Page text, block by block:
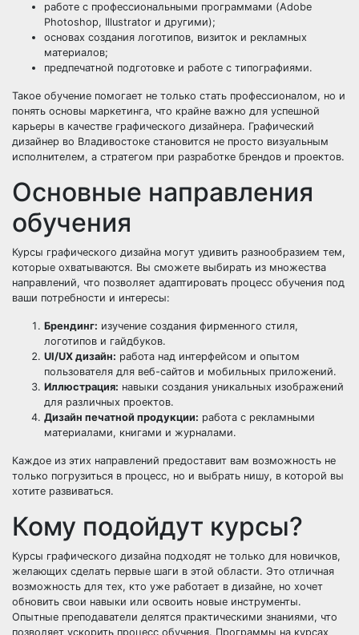
работе с профессиональными программами (Adobe
Photoshop, Illustrator и другими);
основах создания логотипов, визиток и рекламных
материалов;
предпечатной подготовке и работе с типографиями.
Такое обучение помогает не только стать профессионалом, но и
понять основы маркетинга, что крайне важно для успешной
карьеры в качестве графического дизайнера. Графический
дизайнер во Владивостоке становится не просто визуальным
исполнителем, а стратегом при разработке брендов и проектов.
Основные направления
обучения
Курсы графического дизайна могут удивить разнообразием тем,
которые охватываются. Вы сможете выбирать из множества
направлений, что позволяет адаптировать процесс обучения под
ваши потребности и интересы:
Брендинг: изучение создания фирменного стиля,
логотипов и гайдбуков.
UI/UX дизайн: работа над интерфейсом и опытом
пользователя для веб-сайтов и мобильных приложений.
Иллюстрация: навыки создания уникальных изображений
для различных проектов.
Дизайн печатной продукции: работа с рекламными
материалами, книгами и журналами.
Каждое из этих направлений предоставит вам возможность не
только погрузиться в процесс, но и выбрать нишу, в которой вы
хотите развиваться.
Кому подойдут курсы?
Курсы графического дизайна подходят не только для новичков,
желающих сделать первые шаги в этой области. Это отличная
возможность для тех, кто уже работает в дизайне, но хочет
обновить свои навыки или освоить новые инструменты.
Опытные преподаватели делятся практическими знаниями, что
позволяет ускорить процесс обучения. Программы на курсах